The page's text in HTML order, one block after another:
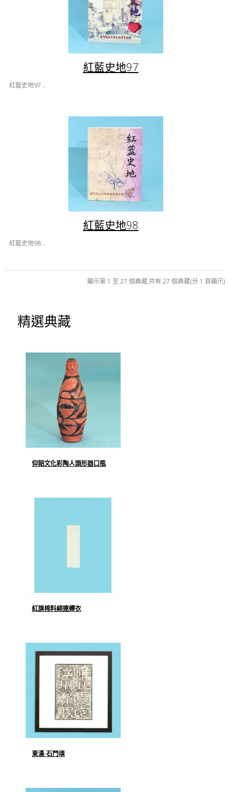
紅藍史地97
紅藍史地97 ..
紅藍史地98
紅藍史地98 ..
顯示第 1 至 27 個典藏,共有 27 個典藏(分 1 頁顯示)
精選典藏
仰韶文化彩陶人頭形器口瓶
紅旗棉料綿連蟬衣
東漢·石門頌